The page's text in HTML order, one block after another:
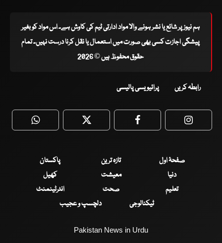
ہم نیوز پر شائع یا نشر ہونے والا مواد ادارتی ٹیم کی کاوش ہے۔ اس مواد کو بغیر
پیشگی اجازت کسی بھی صورت میں استعمال یا نقل کرنا درست نہیں۔ تمام
حقوق محفوظ ہیں © 2026
رابطہ کریں پرائیویسی پالیسی
WhatsApp Twitter Facebook
صفحۂ اول تازہ ترین
پاکستان
دنیا
معیشت
کھیل
تعلیم
صحت
انٹرٹینمنٹ
ٹیکنالوجی
دلچسپ و عجیب
Pakistan News in Urdu